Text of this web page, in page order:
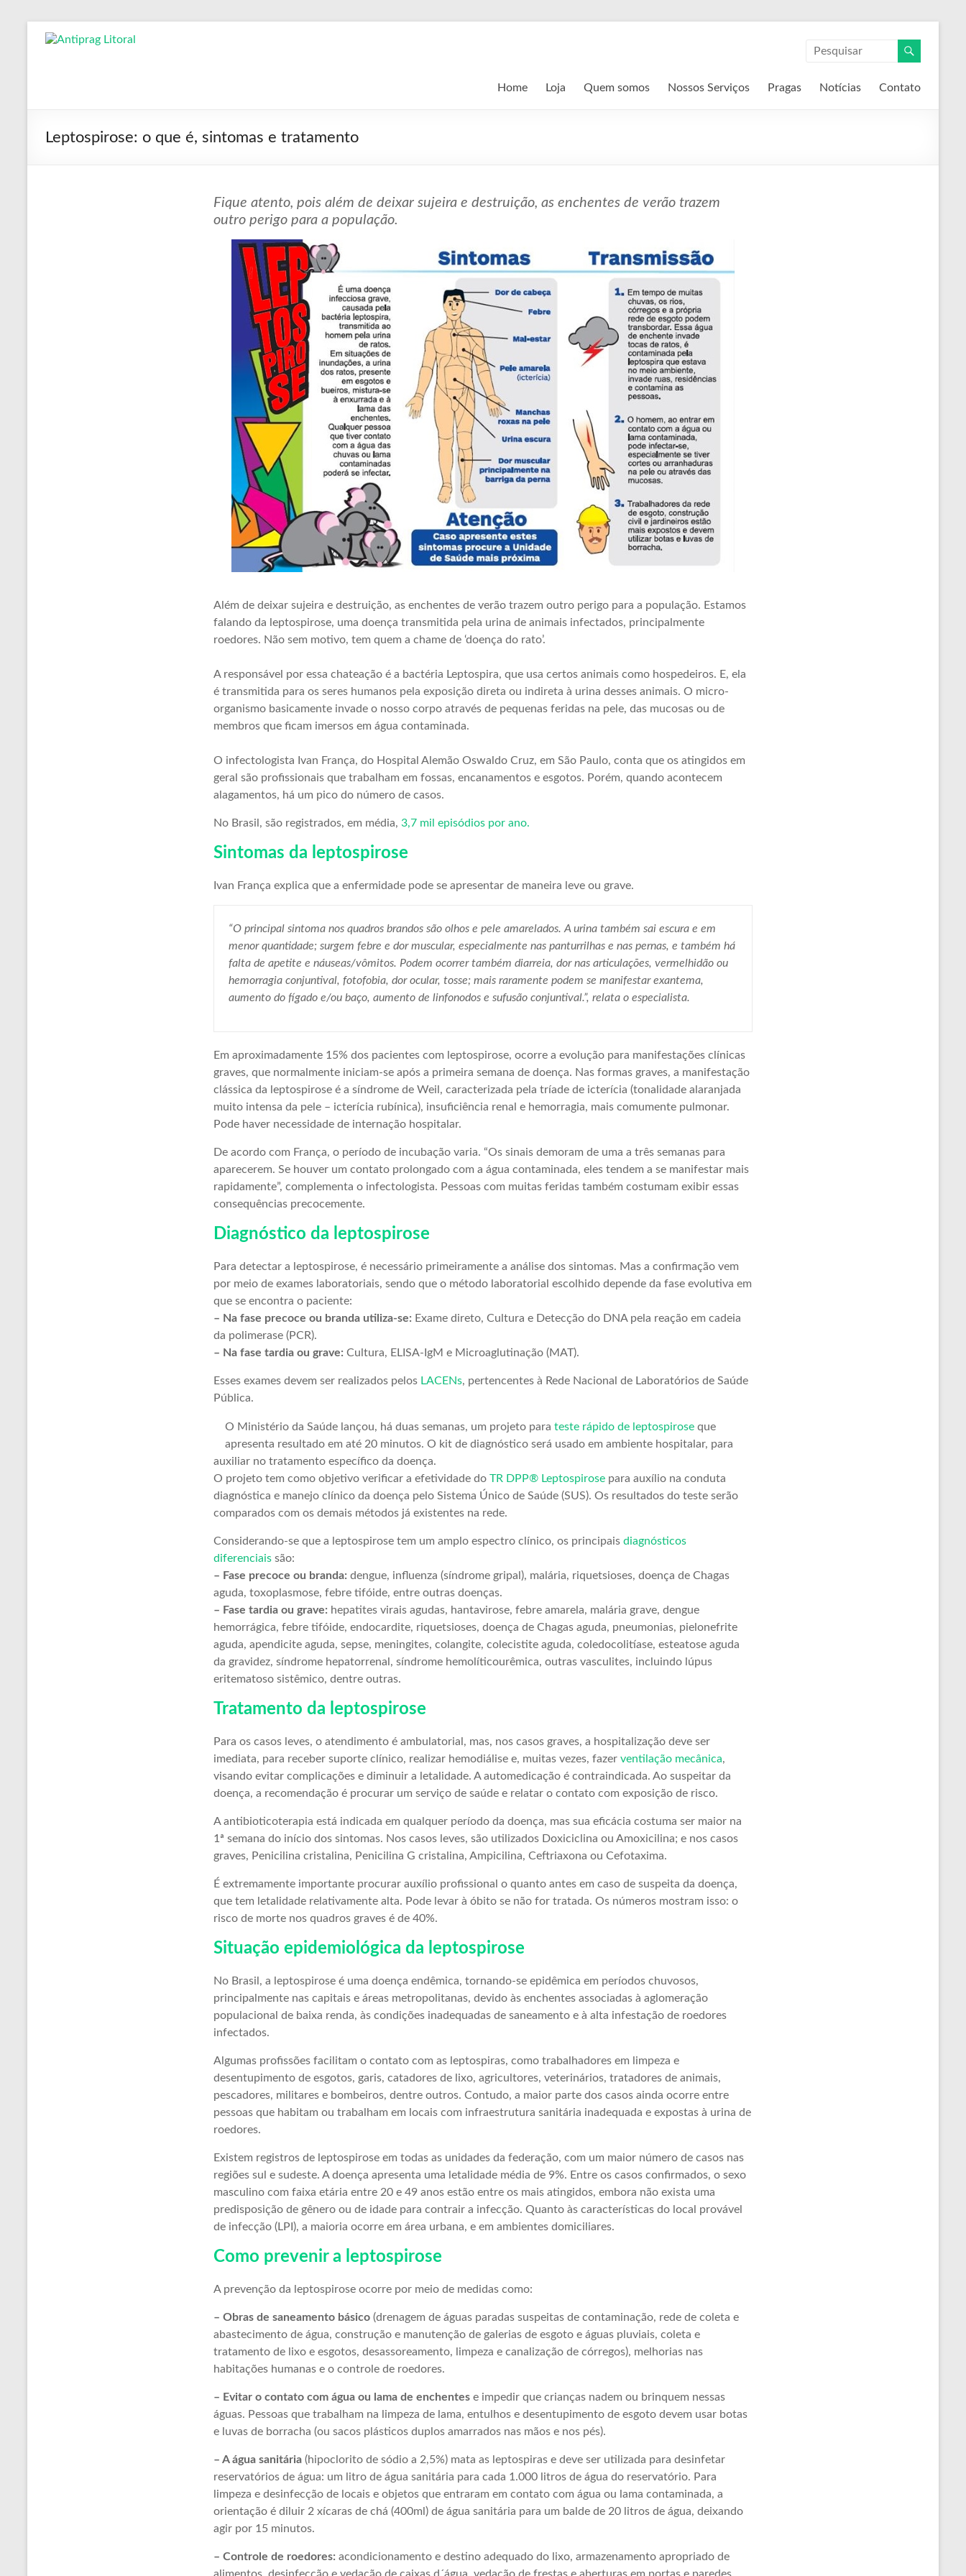
paraAntiprag
Pragas,
Home Loja Quem somos Nossos Serviços Pragas Notícias Contato
Leptospirose: o que é, sintomas e tratamento
Fique atento, pois além de deixar sujeira e destruição, as enchentes de verão trazem
outro perigo para a população.
Além de deixar sujeira e destruição, as enchentes de verão trazem outro perigo para a população. Estamos
falando da leptospirose, uma doença transmitida pela urina de animais infectados, principalmente
roedores. Não sem motivo, tem quem a chame de ‘doença do rato’.
A responsável por essa chateação é a bactéria Leptospira, que usa certos animais como hospedeiros. E, ela
é transmitida para os seres humanos pela exposição direta ou indireta à urina desses animais. O micro-
organismo basicamente invade o nosso corpo através de pequenas feridas na pele, das mucosas ou de
membros que ficam imersos em água contaminada.
O infectologista Ivan França, do Hospital Alemão Oswaldo Cruz, em São Paulo, conta que os atingidos em
geral são profissionais que trabalham em fossas, encanamentos e esgotos. Porém, quando acontecem
alagamentos, há um pico do número de casos.
No Brasil, são registrados, em média, 3,7 mil episódios por ano.
Sintomas da leptospirose
Ivan França explica que a enfermidade pode se apresentar de maneira leve ou grave.
“O principal sintoma nos quadros brandos são olhos e pele amarelados. A urina também sai escura e em
menor quantidade; surgem febre e dor muscular, especialmente nas panturrilhas e nas pernas, e também há
falta de apetite e náuseas/vômitos. Podem ocorrer também diarreia, dor nas articulações, vermelhidão ou
hemorragia conjuntival, fotofobia, dor ocular, tosse; mais raramente podem se manifestar exantema,
aumento do fígado e/ou baço, aumento de linfonodos e sufusão conjuntival.”, relata o especialista.
Em aproximadamente 15% dos pacientes com leptospirose, ocorre a evolução para manifestações clínicas
graves, que normalmente iniciam-se após a primeira semana de doença. Nas formas graves, a manifestação
clássica da leptospirose é a síndrome de Weil, caracterizada pela tríade de icterícia (tonalidade alaranjada
muito intensa da pele – icterícia rubínica), insuficiência renal e hemorragia, mais comumente pulmonar.
Pode haver necessidade de internação hospitalar.
De acordo com França, o período de incubação varia. “Os sinais demoram de uma a três semanas para
aparecerem. Se houver um contato prolongado com a água contaminada, eles tendem a se manifestar mais
rapidamente”, complementa o infectologista. Pessoas com muitas feridas também costumam exibir essas
consequências precocemente.
Diagnóstico da leptospirose
Para detectar a leptospirose, é necessário primeiramente a análise dos sintomas. Mas a confirmação vem
por meio de exames laboratoriais, sendo que o método laboratorial escolhido depende da fase evolutiva em
que se encontra o paciente:
– Na fase precoce ou branda utiliza-se: Exame direto, Cultura e Detecção do DNA pela reação em cadeia
da polimerase (PCR).
– Na fase tardia ou grave: Cultura, ELISA-IgM e Microaglutinação (MAT).
Esses exames devem ser realizados pelos LACENs, pertencentes à Rede Nacional de Laboratórios de Saúde
Pública.
O Ministério da Saúde lançou, há duas semanas, um projeto para teste rápido de leptospirose que
apresenta resultado em até 20 minutos. O kit de diagnóstico será usado em ambiente hospitalar, para
auxiliar no tratamento específico da doença.
O projeto tem como objetivo verificar a efetividade do TR DPP® Leptospirose para auxílio na conduta
diagnóstica e manejo clínico da doença pelo Sistema Único de Saúde (SUS). Os resultados do teste serão
comparados com os demais métodos já existentes na rede.
Considerando-se que a leptospirose tem um amplo espectro clínico, os principais diagnósticos
diferenciais são:
– Fase precoce ou branda: dengue, influenza (síndrome gripal), malária, riquetsioses, doença de Chagas
aguda, toxoplasmose, febre tifóide, entre outras doenças.
– Fase tardia ou grave: hepatites virais agudas, hantavirose, febre amarela, malária grave, dengue
hemorrágica, febre tifóide, endocardite, riquetsioses, doença de Chagas aguda, pneumonias, pielonefrite
aguda, apendicite aguda, sepse, meningites, colangite, colecistite aguda, coledocolitíase, esteatose aguda
da gravidez, síndrome hepatorrenal, síndrome hemolíticourêmica, outras vasculites, incluindo lúpus
eritematoso sistêmico, dentre outras.
Tratamento da leptospirose
Para os casos leves, o atendimento é ambulatorial, mas, nos casos graves, a hospitalização deve ser
imediata, para receber suporte clínico, realizar hemodiálise e, muitas vezes, fazer ventilação mecânica,
visando evitar complicações e diminuir a letalidade. A automedicação é contraindicada. Ao suspeitar da
doença, a recomendação é procurar um serviço de saúde e relatar o contato com exposição de risco.
A antibioticoterapia está indicada em qualquer período da doença, mas sua eficácia costuma ser maior na
1ª semana do início dos sintomas. Nos casos leves, são utilizados Doxiciclina ou Amoxicilina; e nos casos
graves, Penicilina cristalina, Penicilina G cristalina, Ampicilina, Ceftriaxona ou Cefotaxima.
É extremamente importante procurar auxílio profissional o quanto antes em caso de suspeita da doença,
que tem letalidade relativamente alta. Pode levar à óbito se não for tratada. Os números mostram isso: o
risco de morte nos quadros graves é de 40%.
Situação epidemiológica da leptospirose
No Brasil, a leptospirose é uma doença endêmica, tornando-se epidêmica em períodos chuvosos,
principalmente nas capitais e áreas metropolitanas, devido às enchentes associadas à aglomeração
populacional de baixa renda, às condições inadequadas de saneamento e à alta infestação de roedores
infectados.
Algumas profissões facilitam o contato com as leptospiras, como trabalhadores em limpeza e
desentupimento de esgotos, garis, catadores de lixo, agricultores, veterinários, tratadores de animais,
pescadores, militares e bombeiros, dentre outros. Contudo, a maior parte dos casos ainda ocorre entre
pessoas que habitam ou trabalham em locais com infraestrutura sanitária inadequada e expostas à urina de
roedores.
Existem registros de leptospirose em todas as unidades da federação, com um maior número de casos nas
regiões sul e sudeste. A doença apresenta uma letalidade média de 9%. Entre os casos confirmados, o sexo
masculino com faixa etária entre 20 e 49 anos estão entre os mais atingidos, embora não exista uma
predisposição de gênero ou de idade para contrair a infecção. Quanto às características do local provável
de infecção (LPI), a maioria ocorre em área urbana, e em ambientes domiciliares.
Como prevenir a leptospirose
A prevenção da leptospirose ocorre por meio de medidas como:
– Obras de saneamento básico (drenagem de águas paradas suspeitas de contaminação, rede de coleta e
abastecimento de água, construção e manutenção de galerias de esgoto e águas pluviais, coleta e
tratamento de lixo e esgotos, desassoreamento, limpeza e canalização de córregos), melhorias nas
habitações humanas e o controle de roedores.
– Evitar o contato com água ou lama de enchentes e impedir que crianças nadem ou brinquem nessas
águas. Pessoas que trabalham na limpeza de lama, entulhos e desentupimento de esgoto devem usar botas
e luvas de borracha (ou sacos plásticos duplos amarrados nas mãos e nos pés).
– A água sanitária (hipoclorito de sódio a 2,5%) mata as leptospiras e deve ser utilizada para desinfetar
reservatórios de água: um litro de água sanitária para cada 1.000 litros de água do reservatório. Para
limpeza e desinfecção de locais e objetos que entraram em contato com água ou lama contaminada, a
orientação é diluir 2 xícaras de chá (400ml) de água sanitária para um balde de 20 litros de água, deixando
agir por 15 minutos.
– Controle de roedores: acondicionamento e destino adequado do lixo, armazenamento apropriado de